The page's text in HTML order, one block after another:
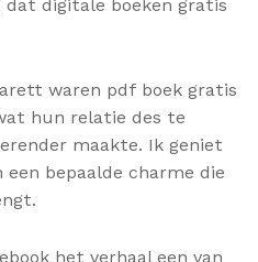
digitale boeken gratis
waren pdf boek gratis
hun relatie des te
maakte. Ik geniet
een bepaalde charme die
het verhaal een van